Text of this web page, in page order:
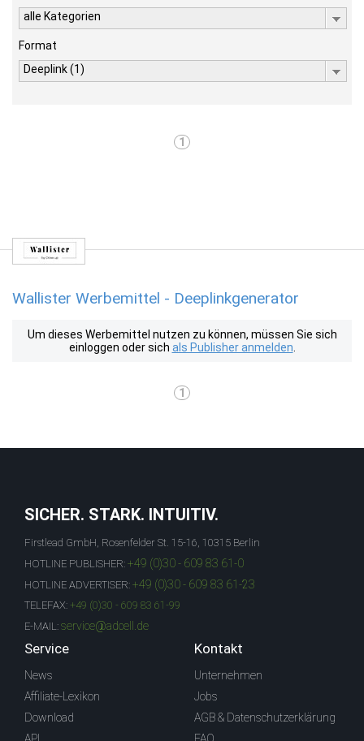
alle Kategorien
Format
Deeplink (1)
1
Wallister Werbemittel - Deeplinkgenerator
Um dieses Werbemittel nutzen zu können, müssen Sie sich
einloggen oder sich als Publisher anmelden
1
SICHER. STARK. INTUITIV.
Firstlead GmbH, Rosenfelder St. 15-16, 10315 Berlin
HOTLINE PUBLISHER: +49 (0)30 - 609 83 61-0
HOTLINE ADVERTISER: +49 (0)30 - 609 83 61-23
TELEFAX: +49 (0)30 - 609 83 61-99
E-MAIL: service@adcell.de
Service
News
Affiliate-Lexikon
Download
Kontakt
Unternehmen
Jobs
AGB & Datenschutzerklärung